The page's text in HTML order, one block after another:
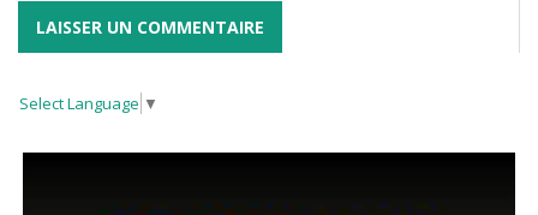
Select Language ▼